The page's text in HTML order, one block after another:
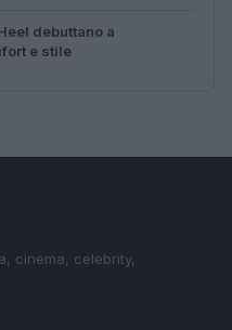
debuttano a
e stile
cinema, celebrity,